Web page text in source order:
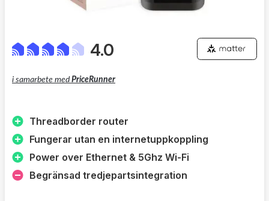
4.0
i samarbete med PriceRunner
Threadborder router
Fungerar utan en internetuppkoppling
Power over Ethernet & 5Ghz Wi-Fi
Begränsad tredjepartsintegration